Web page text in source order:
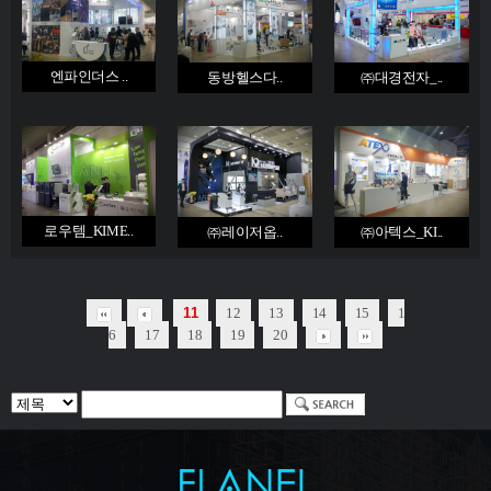
엔파인더스 .. 동방헬스다.. ㈜대경전자_..
로우템_KIME.. ㈜레이저옵.. ㈜아텍스_KI..
11 12 13 14 15
1
6
17 18 19 20